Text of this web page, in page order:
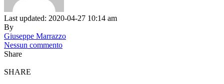
Last updated: 2020-04-27 10:14 am
By
Giuseppe Marrazzo
Nessun commento
Share
SHARE